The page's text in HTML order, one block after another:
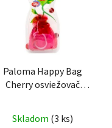
Paloma Happy Bag
Cherry osviežovač
Skladom (3 ks)